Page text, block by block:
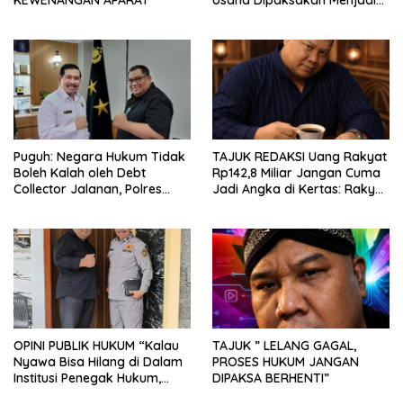
Puguh: Negara Hukum Tidak
Boleh Kalah oleh Debt
Collector Jalanan, Polres
Mobil
TAJUK REDAKSI Uang Rakyat
Rp142,8 Miliar Jangan Cuma
Jadi Angka di Kertas: Rakyat
Siapa yang Bertanggung
Jawab?
OPINI PUBLIK HUKUM “Kalau
Nyawa Bisa Hilang di Dalam
Institusi Penegak Hukum,
TAJUK ” LELANG GAGAL,
PROSES HUKUM JANGAN
DIPAKSA BERHENTI”